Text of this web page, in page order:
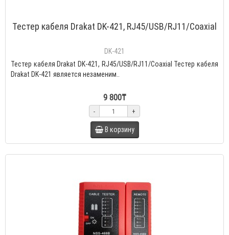
Тестер кабеля Drakat DK-421, RJ45/USB/RJ11/Coaxial
DK-421
Тестер кабеля Drakat DK-421, RJ45/USB/RJ11/Coaxial Тестер кабеля
Drakat DK-421 является незаменим..
9 800₸
- +
В корзину